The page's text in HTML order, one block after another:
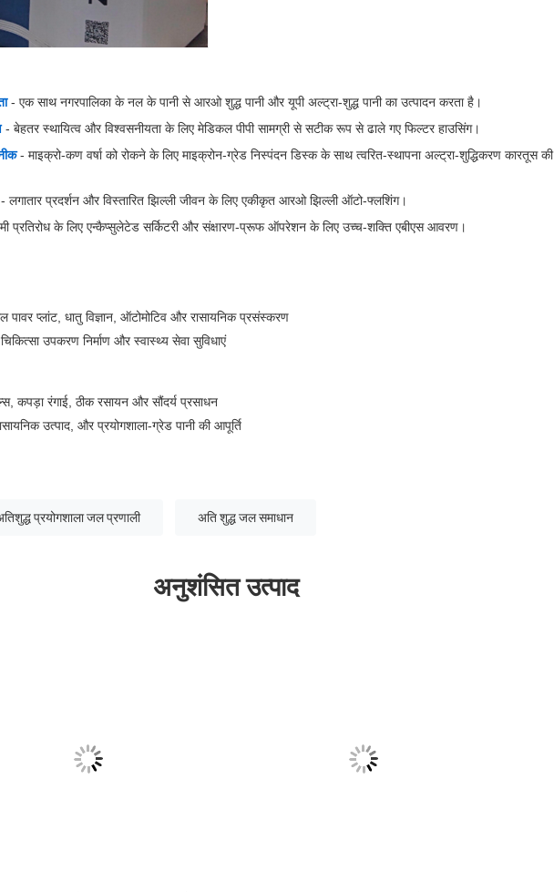
- एक साथ नगरपालिका के नल के पानी से आरओ शुद्ध पानी और यूपी अल्ट्रा-शुद्ध पानी का उत्पादन करता है।
- बेहतर स्थायित्व और विश्वसनीयता के लिए मेडिकल पीपी सामग्री से सटीक रूप से ढाले गए फिल्टर हाउसिंग।
- माइक्रो-कण वर्षा को रोकने के लिए माइक्रोन-ग्रेड निस्पंदन डिस्क के साथ त्वरित-स्थापना अल्ट्रा-शुद्धिकरण कारतूस की
लगातार प्रदर्शन और विस्तारित झिल्ली जीवन के लिए एकीकृत आरओ झिल्ली ऑटो-फ्लशिंग।
प्रतिरोध के लिए एन्कैप्सुलेटेड सर्किटरी और संक्षारण-प्रूफ ऑपरेशन के लिए उच्च-शक्ति एबीएस आवरण।
पावर प्लांट, धातु विज्ञान, ऑटोमोटिव और रासायनिक प्रसंस्करण
उपकरण निर्माण और स्वास्थ्य सेवा सुविधाएं
कपड़ा रंगाई, ठीक रसायन और सौंदर्य प्रसाधन
उत्पाद, और प्रयोगशाला-ग्रेड पानी की आपूर्ति
प्रयोगशाला जल प्रणाली अति शुद्ध जल समाधान
अनुशंसित उत्पाद